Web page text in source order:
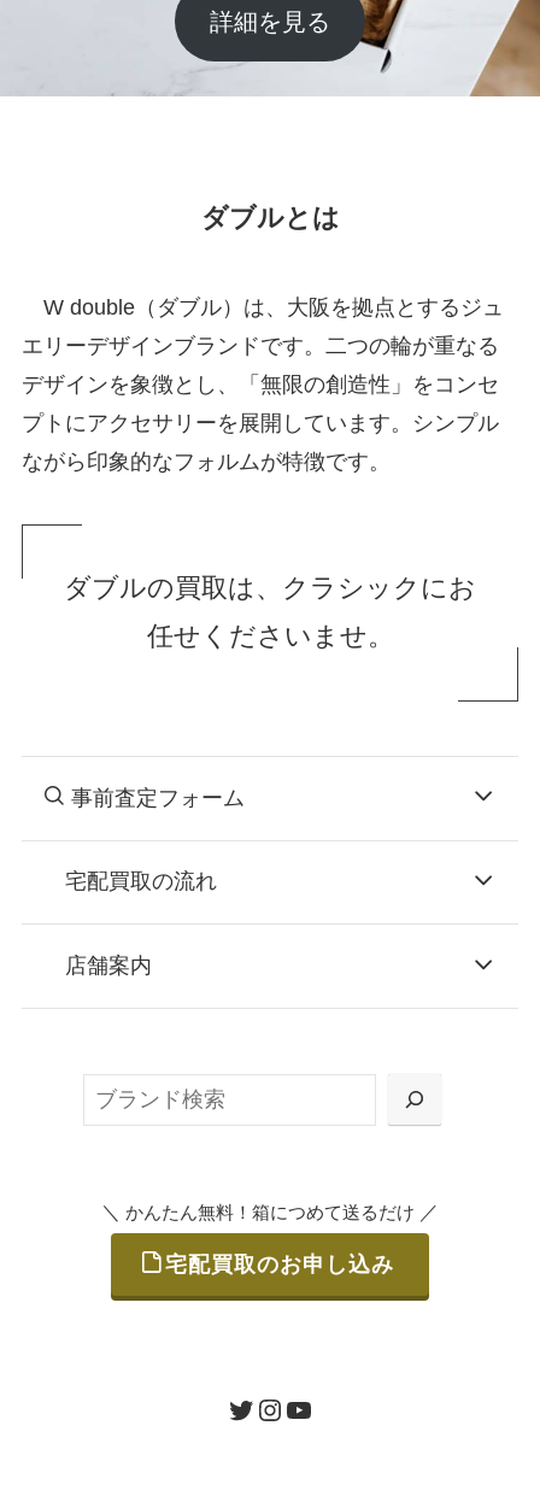
詳細を見る
ダブルとは
W double（ダブル）は、大阪を拠点とするジュ
エリーデザインブランドです。二つの輪が重なる
デザインを象徴とし、「無限の創造性」をコンセ
プトにアクセサリーを展開しています。シンプル
ながら印象的なフォルムが特徴です。
ダブルの買取は、クラシックにお
任せくださいませ。
事前査定フォーム
宅配買取の流れ
お申込み
または梱包材不要の「集荷申込」からお選び
ご発送
店舗案内
＼ かんたん無料！箱につめて送るだけ ／
宅配買取のお申し込み
ツイッターインスタグラムユーチューブ